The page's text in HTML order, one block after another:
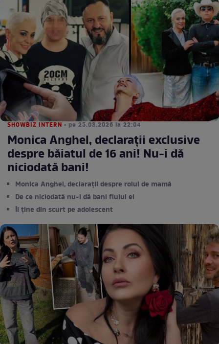
SHOWBIZ INTERN • pe 25.03.2026 la 22:04
Monica Anghel, declarații exclusive
despre băiatul de 16 ani! Nu-i dă
niciodată bani!
Monica Anghel, declarații despre rolul de mamă
De ce niciodată nu-i dă bani fiului ei
Îl ține din scurt pe adolescent